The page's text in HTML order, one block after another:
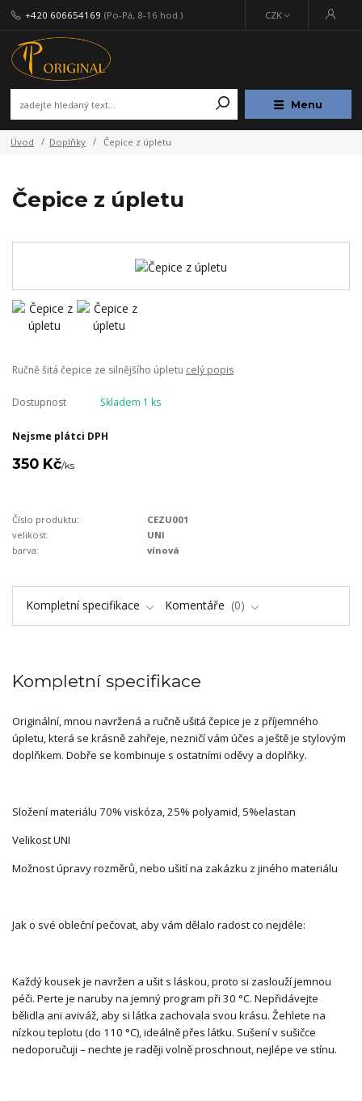
Menu
CZK
+420 606654169 (Po-Pá, 8-16 hod.)
Úvod Doplňky Čepice z úpletu
Čepice z úpletu
Ručně šitá čepice ze silnějšího úpletu celý popis
Dostupnost Skladem 1 ks
Nejsme plátci DPH
350 Kč/ks
Číslo produktu:
CEZU001
velikost:
UNI
barva:
vínová
Kompletní specifikace Komentáře 0
Kompletní specifikace
Originální, mnou navržená a ručně ušitá čepice je z příjemného
úpletu, která se krásně zahřeje, nezničí vám účes a ještě je stylovým
doplňkem. Dobře se kombinuje s ostatními oděvy a doplňky.
Složení materiálu 70% viskóza, 25% polyamid, 5%elastan
Velikost UNI
Možnost úpravy rozměrů, nebo ušití na zakázku z jiného materiálu
Jak o své obleční pečovat, aby vám dělalo radost co nejdéle:
Každý kousek je navržen a ušit s láskou, proto si zaslouží jemnou
péči. Perte je naruby na jemný program při 30 °C. Nepřidávejte
bělidla ani aviváž, aby si látka zachovala svou krásu. Žehlete na
nízkou teplotu (do 110 °C), ideálně přes látku. Sušení v sušičce
nedoporučuji – nechte je raději volně proschnout, nejlépe ve stínu.